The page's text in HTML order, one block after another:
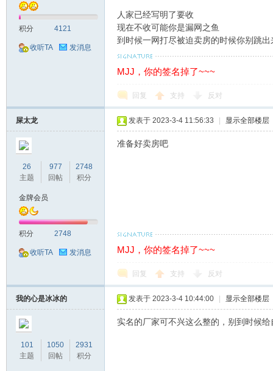
积分 4121
收听TA 发消息
人家已经写明了要收
现在不收可能你是漏网之鱼
到时候一网打尽被迫卖房的时候你别跳出
MJJ，你的签名掉了~~~
回复 支持 反对
屎太龙
26
主题
977
回帖
2748
积分
金牌会员
积分 2748
收听TA 发消息
发表于 2023-3-4 11:56:33 显示全部楼层
准备好卖房吧
MJJ，你的签名掉了~~~
回复 支持 反对
我的心是冰冰的
101
主题
1050
回帖
2931
积分
发表于 2023-3-4 10:44:00 显示全部楼层
实名的厂家可不兴这么整的，别到时候